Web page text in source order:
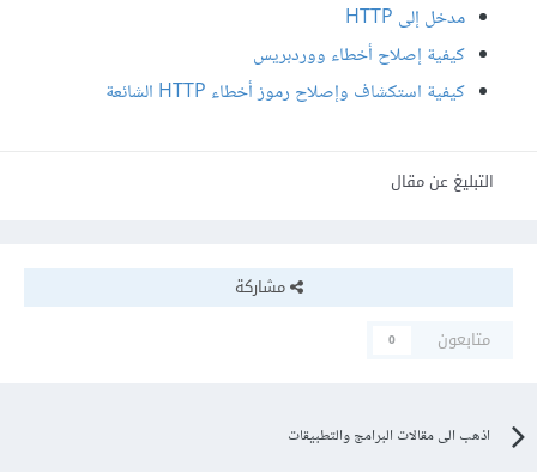
مدخل إلى HTTP
كيفية إصلاح أخطاء ووردبريس
كيفية استكشاف وإصلاح رموز أخطاء HTTP الشائعة
التبليغ عن مقال
مشاركة
متابعون
0
اذهب الى مقالات البرامج والتطبيقات